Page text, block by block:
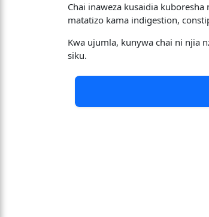
Chai inaweza kusaidia
matatizo kama indigestion,
Kwa ujumla, kunywa chai ni njia
siku.